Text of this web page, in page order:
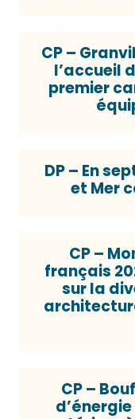
CP –
l’accueil
premier
DP – En
et Mer
CP –
français
sur la
CP –